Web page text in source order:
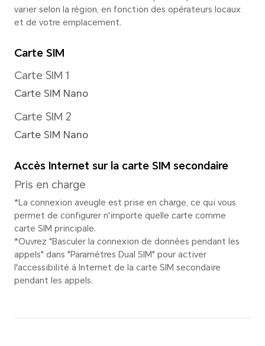
*La résolution réelle de l'image
Résolution vidéo
Prise en charge de
mode de prise de vue.
Lampe-torche arrière
Flash LED unique à l'arrière